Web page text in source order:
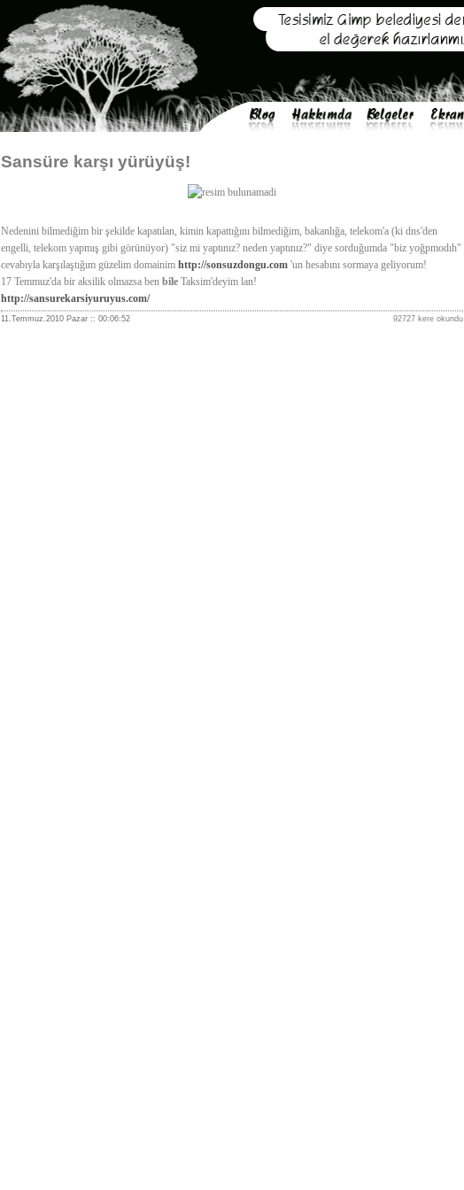
Sansüre karşı yürüyüş!
Nedenini bilmediğim bir şekilde kapatılan, kimin kapattığını bilmediğim, bakanlığa, telekom'a (ki dns'den
engelli, telekom yapmış gibi görünüyor) "siz mi yaptınız? neden yaptınız?" diye sorduğumda "biz yoğpmodıh"
cevabıyla karşılaştığım güzelim domainim http://sonsuzdongu.com'un hesabını sormaya geliyorum!
17 Temmuz'da bir aksilik olmazsa ben bileTaksim'deyim lan!
http://sansurekarsiyuruyus.com/
11.Temmuz.2010 Pazar :: 00:06:52 92727 kere okundu